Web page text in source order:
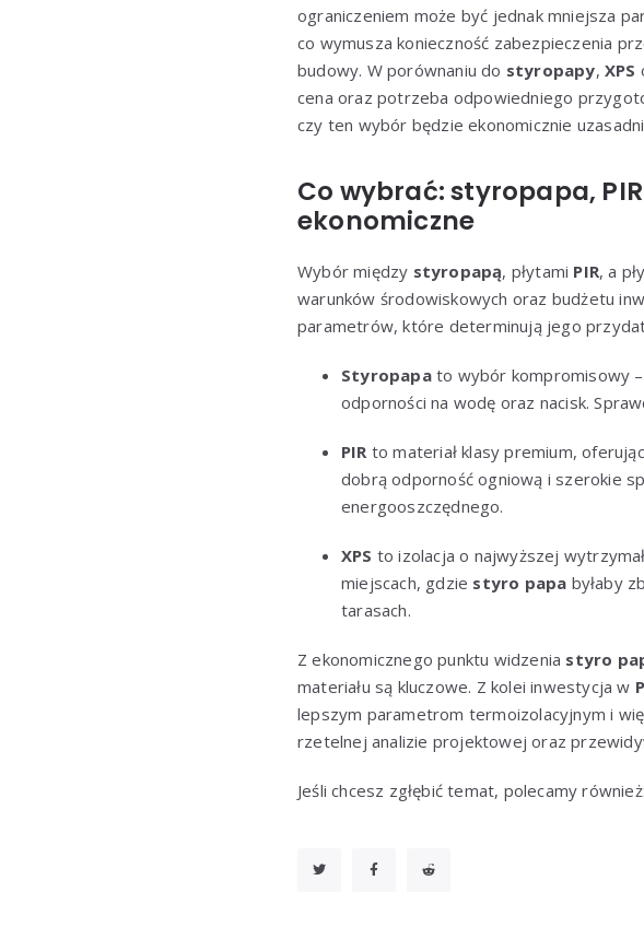
ograniczeniem może być jednak mniejsza
co wymusza konieczność zabezpieczenia
budowy. W porównaniu do styropapy,XPS
cena oraz potrzeba odpowiedniego
czy ten wybór będzie ekonomicznie
Co wybrać: styropapa,
ekonomiczne
Wybór między styropapą, płytami PIR, a
warunków środowiskowych oraz budżetu
parametrów, które determinują jego
Styropapato wybór kompromisowy –
odporności na wodę oraz nacisk.
PIRto materiał klasy premium,
dobrą odporność ogniową i szerokie
energooszczędnego.
XPS to izolacja o najwyższej
miejscach, gdzie styro papa byłaby
tarasach.
Z ekonomicznego punktu widzenia styro
materiału są kluczowe. Z kolei inwestycja w
lepszym parametrom termoizolacyjnym i
rzetelnej analizie projektowej oraz
Jeśli chcesz zgłębić temat, polecamy również: